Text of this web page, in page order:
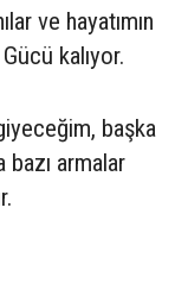
ve hayatımın
kalıyor.
başka
armalar